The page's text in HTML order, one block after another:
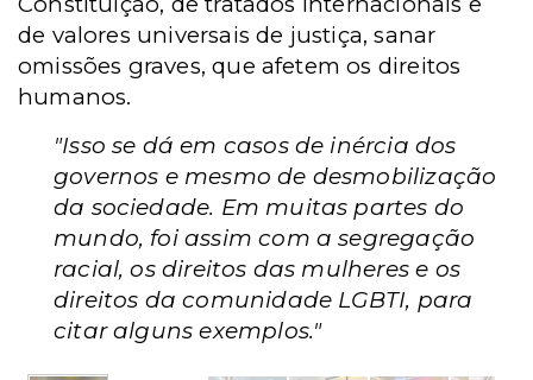
de valores universais de justiça, sanar
omissões graves, que afetem os direitos
humanos.
"Isso se dá em casos de inércia dos
governos e mesmo de desmobilização
da sociedade. Em muitas partes do
mundo, foi assim com a segregação
racial, os direitos das mulheres e os
direitos da comunidade LGBTI, para
citar alguns exemplos."